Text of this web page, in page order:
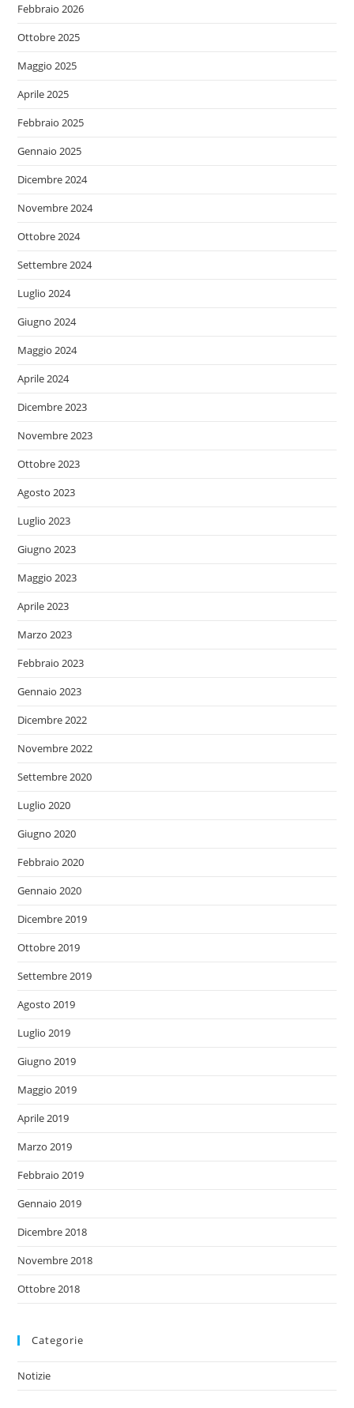
Febbraio 2026
Ottobre 2025
Maggio 2025
Aprile 2025
Febbraio 2025
Gennaio 2025
Dicembre 2024
Novembre 2024
Ottobre 2024
Settembre 2024
Luglio 2024
Giugno 2024
Maggio 2024
Aprile 2024
Dicembre 2023
Novembre 2023
Ottobre 2023
Agosto 2023
Luglio 2023
Giugno 2023
Maggio 2023
Aprile 2023
Marzo 2023
Febbraio 2023
Gennaio 2023
Dicembre 2022
Novembre 2022
Settembre 2020
Luglio 2020
Giugno 2020
Febbraio 2020
Gennaio 2020
Dicembre 2019
Ottobre 2019
Settembre 2019
Agosto 2019
Luglio 2019
Giugno 2019
Maggio 2019
Aprile 2019
Marzo 2019
Febbraio 2019
Gennaio 2019
Dicembre 2018
Novembre 2018
Ottobre 2018
Categorie
Notizie